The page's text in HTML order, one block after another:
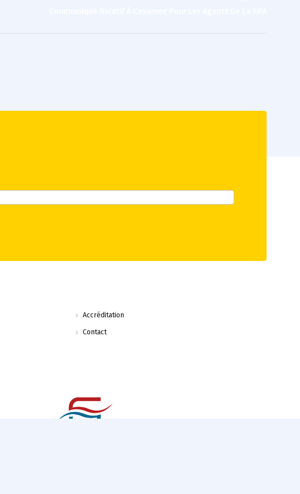
Accréditation
Contact